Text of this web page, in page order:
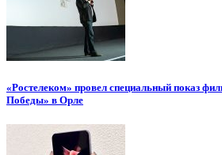
«Ростелеком» провел специальный показ
Победы» в Орле